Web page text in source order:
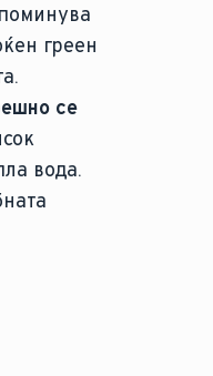
греен
се
вода.